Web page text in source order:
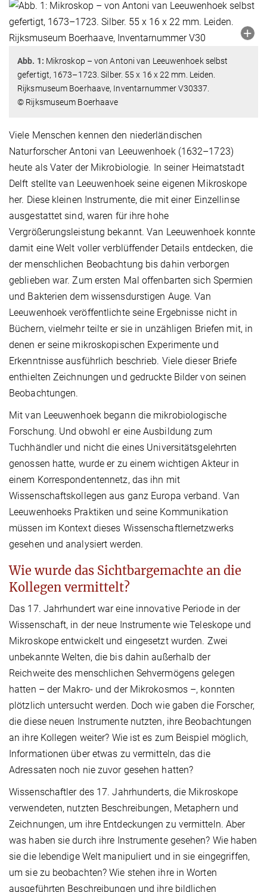
Abb. 1: Mikroskop – von Antoni van Leeuwenhoek selbst
gefertigt, 1673–1723. Silber. 55 x 16 x 22 mm. Leiden.
Rijksmuseum Boerhaave, Inventarnummer V30337.
© Rijksmuseum Boerhaave
Viele Menschen kennen den niederländischen
Naturforscher Antoni van Leeuwenhoek (1632–1723)
heute als Vater der Mikrobiologie. In seiner Heimatstadt
Delft stellte van Leeuwenhoek seine eigenen Mikroskope
her. Diese kleinen Instrumente, die mit einer Einzellinse
ausgestattet sind, waren für ihre hohe
Vergrößerungsleistung bekannt. Van Leeuwenhoek konnte
damit eine Welt voller verblüffender Details entdecken, die
der menschlichen Beobachtung bis dahin verborgen
geblieben war. Zum ersten Mal offenbarten sich Spermien
und Bakterien dem wissensdurstigen Auge. Van
Leeuwenhoek veröffentlichte seine Ergebnisse nicht in
Büchern, vielmehr teilte er sie in unzähligen Briefen mit, in
denen er seine mikroskopischen Experimente und
Erkenntnisse ausführlich beschrieb. Viele dieser Briefe
enthielten Zeichnungen und gedruckte Bilder von seinen
Beobachtungen.
Mit van Leeuwenhoek begann die mikrobiologische
Forschung. Und obwohl er eine Ausbildung zum
Tuchhändler und nicht die eines Universitätsgelehrten
genossen hatte, wurde er zu einem wichtigen Akteur in
einem Korrespondentennetz, das ihn mit
Wissenschaftskollegen aus ganz Europa verband. Van
Leeuwenhoeks Praktiken und seine Kommunikation
müssen im Kontext dieses Wissenschaftlernetzwerks
gesehen und analysiert werden.
Wie wurde das Sichtbargemachte an die
Kollegen vermittelt?
Das 17. Jahrhundert war eine innovative Periode in der
Wissenschaft, in der neue Instrumente wie Teleskope und
Mikroskope entwickelt und eingesetzt wurden. Zwei
unbekannte Welten, die bis dahin außerhalb der
Reichweite des menschlichen Sehvermögens gelegen
hatten – der Makro- und der Mikrokosmos –, konnten
plötzlich untersucht werden. Doch wie gaben die Forscher,
die diese neuen Instrumente nutzten, ihre Beobachtungen
an ihre Kollegen weiter? Wie ist es zum Beispiel möglich,
Informationen über etwas zu vermitteln, das die
Adressaten noch nie zuvor gesehen hatten?
Wissenschaftler des 17. Jahrhunderts, die Mikroskope
verwendeten, nutzten Beschreibungen, Metaphern und
Zeichnungen, um ihre Entdeckungen zu vermitteln. Aber
was haben sie durch ihre Instrumente gesehen? Wie haben
sie die lebendige Welt manipuliert und in sie eingegriffen,
um sie zu beobachten? Wie stehen ihre in Worten
ausgeführten Beschreibungen und ihre bildlichen